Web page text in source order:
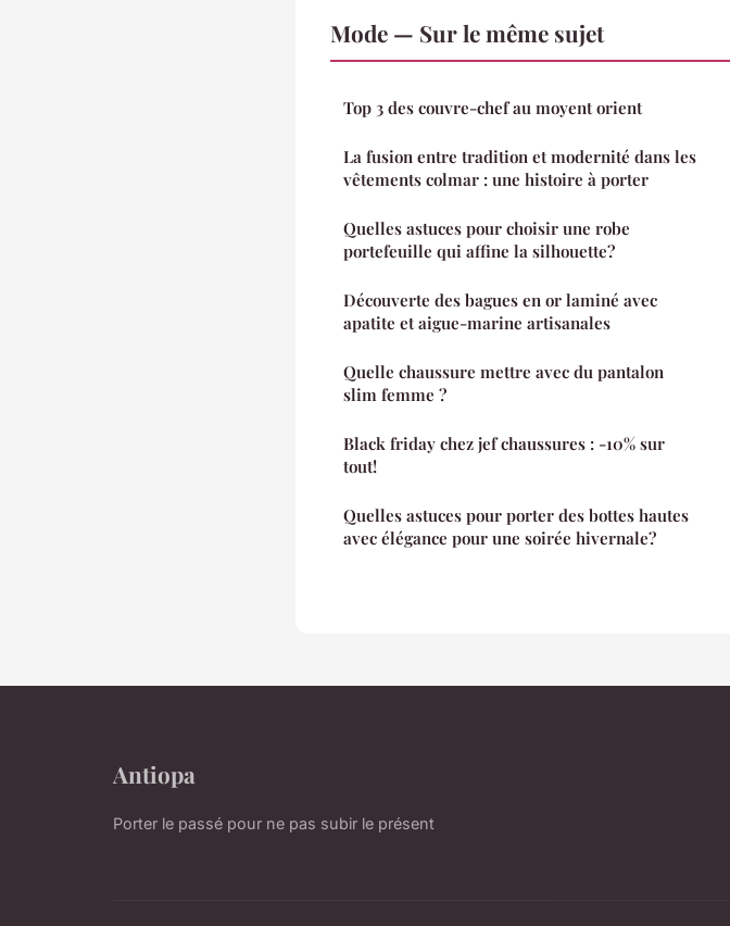
Mode — Sur le même sujet
Top 3 des couvre-chef au moyent orient
La fusion entre tradition et modernité dans les
vêtements colmar : une histoire à porter
Quelles astuces pour choisir une robe
portefeuille qui affine la silhouette?
Découverte des bagues en or laminé avec
apatite et aigue-marine artisanales
Quelle chaussure mettre avec du pantalon
slim femme ?
Black friday chez jef chaussures : -10% sur
tout!
Quelles astuces pour porter des bottes hautes
avec élégance pour une soirée hivernale?
Antiopa
Porter le passé pour ne pas subir le présent